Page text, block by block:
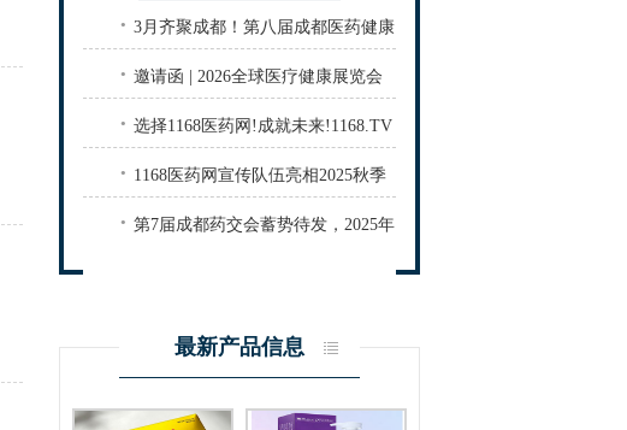
· 3月齐聚成都！第八届成都医药健康
产业博览会即将启幕，20+会议抢先
看！火热报名中……
· 邀请函 | 2026全球医疗健康展览会
暨第四届深圳生殖医学健康大会
· 选择1168医药网!成就未来!1168.TV
亮相郑州药交会!
· 1168医药网宣传队伍亮相2025秋季
郑州药交会
· 第7届成都药交会蓄势待发，2025年
最新产品信息